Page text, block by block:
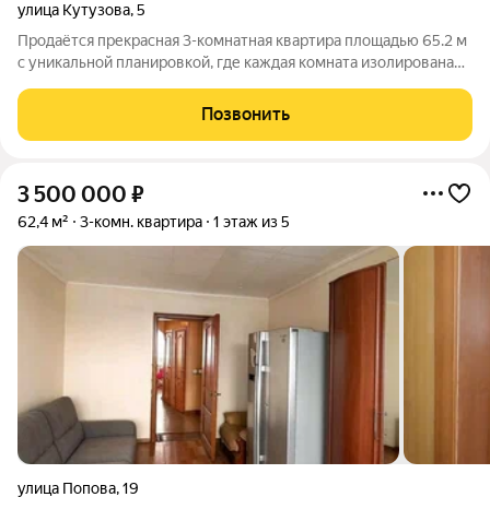
улица Кутузова,5
Продаётся прекрасная 3-комнатная квартира площадью 65.2 м
с уникальной планировкой, где каждая комната изолирована
жильцу. Санузел раздельный, облицован качественным
кафелем, создающим
Позвонить
3 500 000 ₽
62,4 м² 3-комн. квартира 1 этаж из 5
улица Попова,19